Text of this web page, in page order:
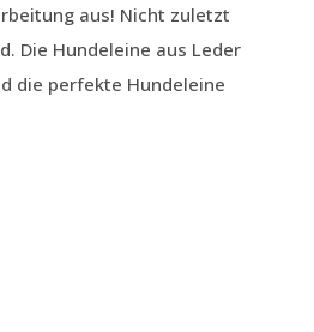
aus! Nicht zuletzt
Die Hundeleine aus Leder
die perfekte Hundeleine